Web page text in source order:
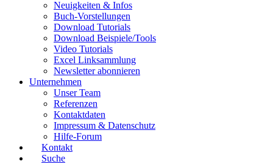
Neuigkeiten & Infos
Buch-Vorstellungen
Download Tutorials
Download Beispiele/Tools
Video Tutorials
Excel Linksammlung
Newsletter abonnieren
Unternehmen
Unser Team
Referenzen
Kontaktdaten
Impressum & Datenschutz
Hilfe-Forum
Kontakt
Suche